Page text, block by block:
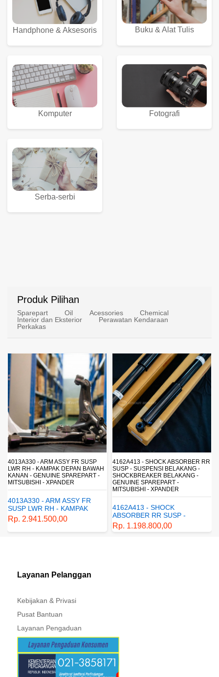
Handphone & Aksesoris Buku & Alat Tulis
Komputer Fotografi
Serba-serbi
Produk Pilihan
Sparepart Oil Acessories
Chemical
Interior dan Eksterior
Perawatan Kendaraan
Perkakas
4013A330 - ARM ASSY FR SUSP
LWR RH - KAMPAK DEPAN BAWAH
KANAN - GENUINE SPAREPART -
MITSUBISHI - XPANDER
4013A330 - ARM ASSY FR
SUSP LWR RH - KAMPAK
DEPAN BAWAH KANAN -
GENUINE SPAREPART -
MITSUBISHI - XPANDER
Rp. 2.941.500,00
4162A413 - SHOCK ABSORBER RR
SUSP - SUSPENSI BELAKANG -
SHOCKBREAKER BELAKANG -
GENUINE SPAREPART -
MITSUBISHI - XPANDER
4162A413 - SHOCK
ABSORBER RR SUSP -
SUSPENSI BELAKANG -
SHOCKBREAKER BELAKANG
Rp. 1.198.800,00
Layanan Pelanggan
Kebijakan & Privasi
Pusat Bantuan
Layanan Pengaduan